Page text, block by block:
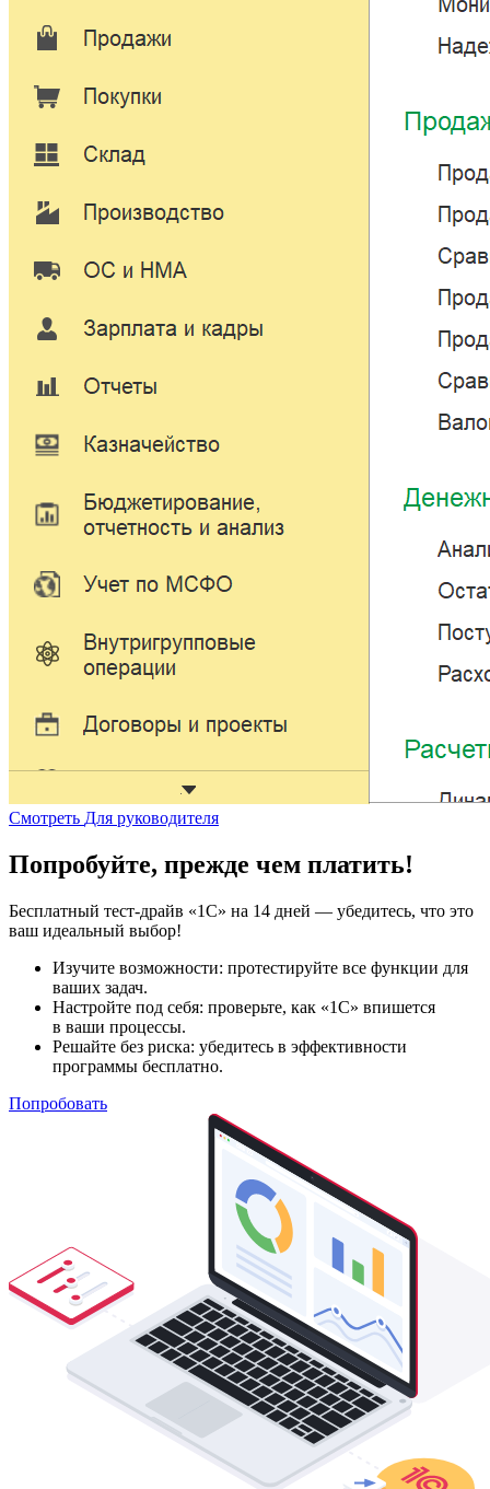
Смотреть Для руководителя
Попробуйте, прежде чем платить!
Бесплатный тест-драйв «1С» на 14 дней — убедитесь, что это
ваш идеальный выбор!
Изучите возможности: протестируйте все функции для
ваших задач.
Настройте под себя: проверьте, как «1С» впишется
в ваши процессы.
Решайте без риска: убедитесь в эффективности
программы бесплатно.
Попробовать